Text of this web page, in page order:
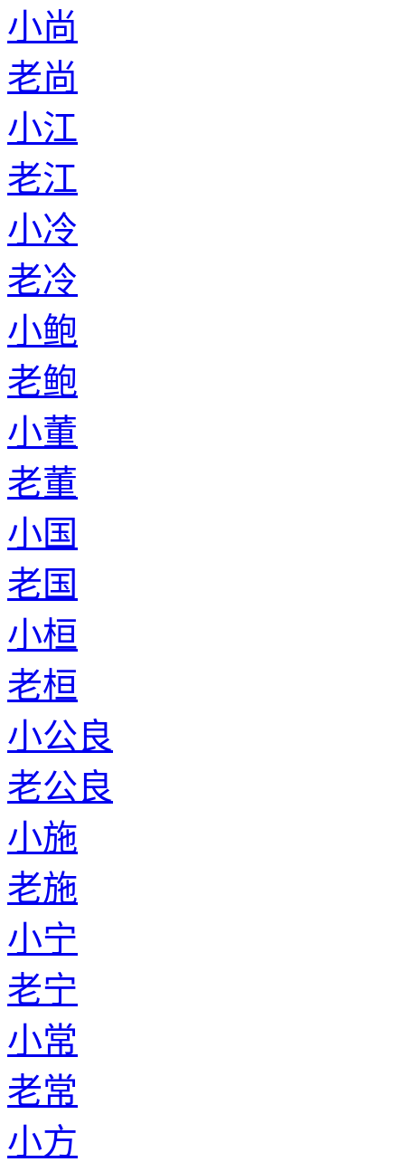
小尚
老尚
小江
老江
小冷
老冷
小鲍
老鲍
小董
老董
小国
老国
小桓
老桓
小公良
老公良
小施
老施
小宁
老宁
小常
老常
小方